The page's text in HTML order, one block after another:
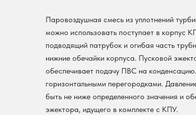
Паровоздушная смесь из уплотнений
можно использовать поступает в корпус
подводящий патрубок и огибая часть
нижние обечайки корпуса. Пусковой
обеспечивает подачу ПВС на
горизонтальными перегородками.
быть не ниже определенного значения и
эжектора, идущего в комплекте с КПУ.